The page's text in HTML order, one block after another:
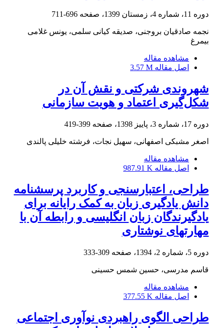
دوره 11، شماره 4، زمستان 1399، صفحه 696-711
نجمه صادقیان بروجنی، صدیقه کیانی سلمی، یونس غلامی
بیمرغ
مشاهده مقاله
اصل مقاله 3.57 M
شهروندی شرکتی و نقش آن در
شکل‌گیری اعتماد و هویت سازمانی
دوره 17، شماره 3، پاییز 1398، صفحه 399-419
اصغر مشبکی اصفهانی، سهیل نجات، فرشته خلیلی پالندی
مشاهده مقاله
اصل مقاله 987.91 K
طراحی، اعتبارسنجی و کاربرد پرسشنامه
دانش یادگیری زبان به کمک رایانه برای
یادگیرندگان زبان انگلیسی و رابطه آن با
مهارتهای نوشتاری
دوره 5، شماره 2، 1394، صفحه 309-333
قاسم مدرسی، حسین شمس حسینی
مشاهده مقاله
اصل مقاله 377.55 K
طراحی الگوی راهبردی نوآوری اجتماعی